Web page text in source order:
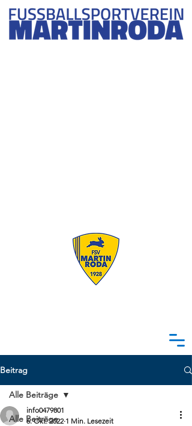
Beitrag
Alle Beiträge
Alle Beiträge
info0479801
6. Okt. 2022 1 Min. Lesezeit